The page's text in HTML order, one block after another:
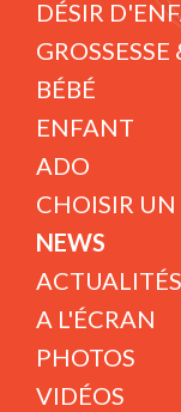
DÉSIR
BÉBÉ
ENFANT
ADO
CHOISIR
NEWS
ACTUALITÉS
A L'ÉCRAN
PHOTOS
VIDÉOS